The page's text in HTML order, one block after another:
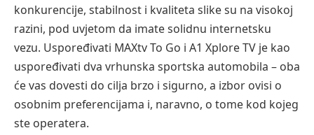
konkurencije, stabilnost i kvaliteta slike su na visokoj
razini, pod uvjetom da imate solidnu internetsku
vezu. Uspoređivati MAXtv To Go i A1 Xplore TV je kao
uspoređivati dva vrhunska sportska automobila – oba
će vas dovesti do cilja brzo i sigurno, a izbor ovisi o
osobnim preferencijama i, naravno, o tome kod kojeg
ste operatera.